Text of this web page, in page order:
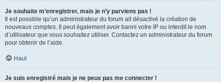
Je souhaite m’enregistrer, mais je n’y parviens pas !
Il est possible qu’un administrateur du forum ait désactivé la création de
nouveaux comptes. Il peut également avoir banni votre IP ou interdit le nom
d’utilisateur que vous souhaitez utiliser. Contactez un administrateur du forum
pour obtenir de l’aide.
Haut
Je suis enregistré mais je ne peux pas me connecter !